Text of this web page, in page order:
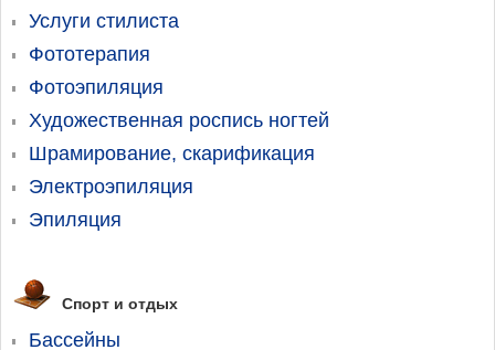
Услуги стилиста
Фототерапия
Фотоэпиляция
Художественная роспись ногтей
Шрамирование, скарификация
Электроэпиляция
Эпиляция
Спорт и отдых
Бассейны